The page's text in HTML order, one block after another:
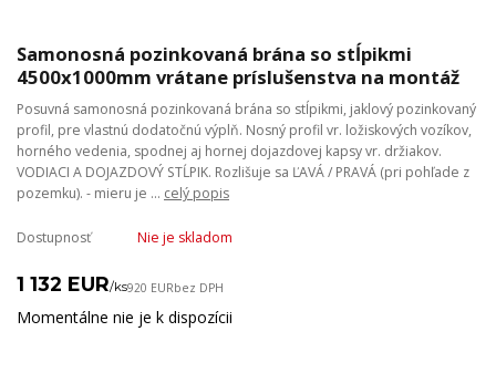
Samonosná pozinkovaná brána so stĺpikmi
4500x1000mm vrátane príslušenstva na montáž
Posuvná samonosná pozinkovaná brána so stĺpikmi, jaklový pozinkovaný
profil, pre vlastnú dodatočnú výplň. Nosný profil vr. ložiskových vozíkov,
horného vedenia, spodnej aj hornej dojazdovej kapsy vr. držiakov.
VODIACI A DOJAZDOVÝ STĹPIK. Rozlišuje sa ĽAVÁ / PRAVÁ (pri pohľade z
pozemku). - mieru je ... celý popis
Dostupnosť Nie je skladom
1 132 EUR/ks920 EURbez DPH
Momentálne nie je k dispozícii